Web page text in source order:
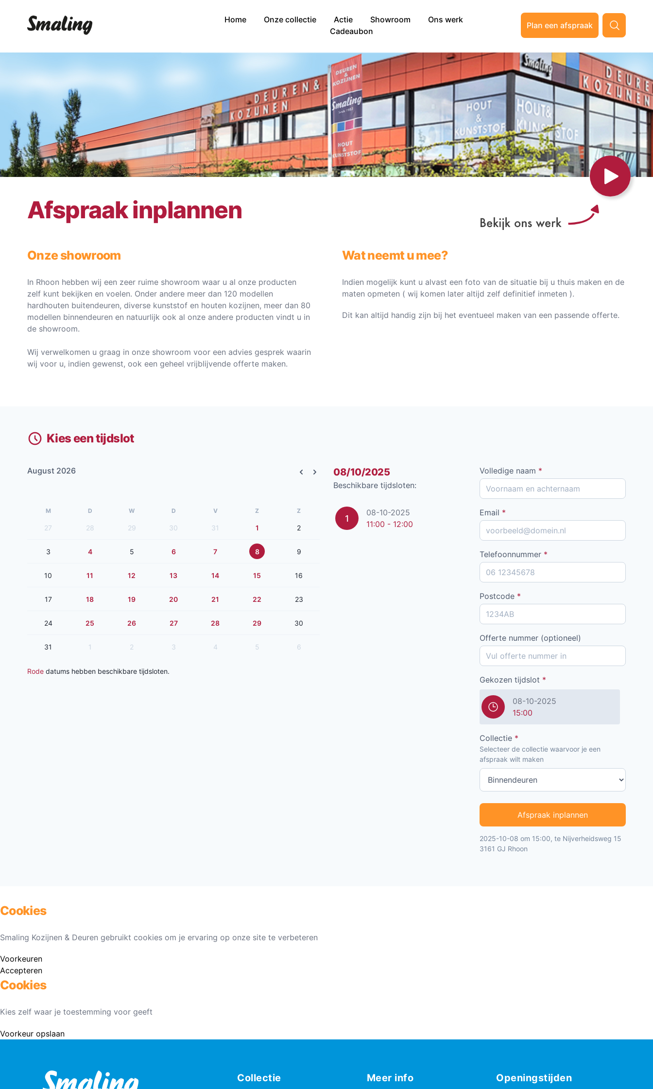
Home Onze collectie Actie Showroom
Ons werk
Cadeaubon
Plan een afspraak
Afspraak inplannen
Onze showroom
In Rhoon hebben wij een zeer ruime showroom waar u al onze producten
zelf kunt bekijken en voelen. Onder andere meer dan 120 modellen
hardhouten buitendeuren, diverse kunststof en houten kozijnen, meer dan 80
modellen binnendeuren en natuurlijk ook al onze andere producten vindt u in
de showroom.
Wij verwelkomen u graag in onze showroom voor een advies gesprek waarin
wij voor u, indien gewenst, ook een geheel vrijblijvende offerte maken.
Wat neemt u mee?
Indien mogelijk kunt u alvast een foto van de situatie bij u thuis maken en de
maten opmeten ( wij komen later altijd zelf definitief inmeten ).
Dit kan altijd handig zijn bij het eventueel maken van een passende offerte.
Kies een tijdslot
August 2026
Previous month
Next month
M D W D V Z Z
27 28 29 30 31 1 2
3 4 5 6 7 8 9
10 11 12 13 14 15 16
17 18 19 20 21 22 23
24 25 26 27 28 29 30
31 1 2 3 4 5 6
Rode datums hebben beschikbare tijdsloten.
08/10/2025
Beschikbare tijdsloten:
1
08-10-2025
11:00 - 12:00
Volledige naam *
Email *
Telefoonnummer *
Postcode *
Offerte nummer (optioneel)
Gekozen tijdslot *
08-10-2025
15:00
Collectie *
Selecteer de collectie waarvoor je een
afspraak wilt maken
Afspraak inplannen
2025-10-08 om 15:00, te Nijverheidsweg 15
3161 GJ Rhoon
Cookies
Smaling Kozijnen & Deuren gebruikt cookies om je ervaring op onze site te verbeteren
Voorkeuren
Accepteren
Cookies
Kies zelf waar je toestemming voor geeft
Voorkeur opslaan
Collectie Meer info Openingstijden